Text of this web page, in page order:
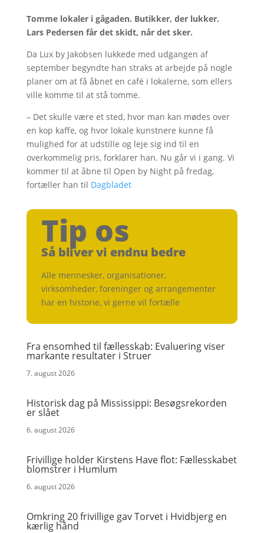
Tomme lokaler i gågaden. Butikker, der lukker.
Lars Pedersen får det skidt, når det sker.
Da Lux by Jakobsen lukkede med udgangen af
september begyndte han straks at arbejde på nogle
planer om at få åbnet en café i lokalerne, som ellers
ville komme til at stå tomme.
– Det skulle være et sted, hvor man kan mødes over
en kop kaffe, og hvor lokale kunstnere kunne få
mulighed for at udstille og leje sig ind til en
overkommelig pris, forklarer han. Nu går vi i gang. Vi
kommer til at åbne til Open by Night på fredag,
fortæller han til Dagbladet
Tip os
Så bliver vi endnu bedre
Alle mennesker, organisationer,
virksomheder, foreninger og arrangementer
har en historie, vi gerne vil fortælle
Fra ensomhed til fællesskab: Evaluering viser
markante resultater i Struer
7. august 2026
Historisk dag på Mississippi: Besøgsrekorden
er slået
6. august 2026
Frivillige holder Kirstens Have flot: Fællesskabet
blomstrer i Humlum
6. august 2026
Omkring 20 frivillige gav Torvet i Hvidbjerg en
kærlig hånd